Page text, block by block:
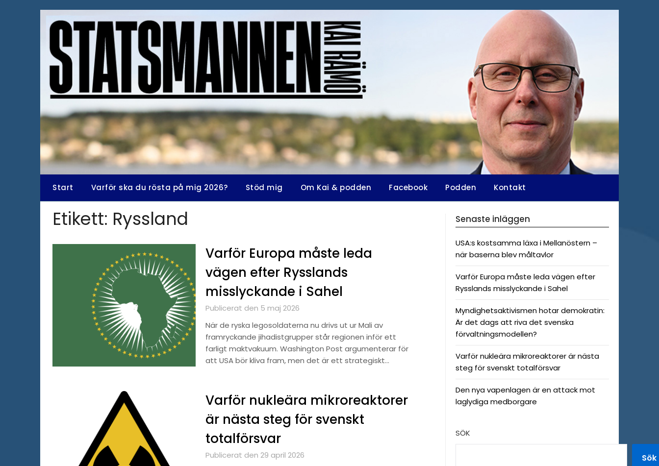
Start Varför ska du rösta på mig 2026? Stöd mig Om Kai & podden Facebook Podden Kontakt
Etikett: Ryssland
Varför Europa måste leda
vägen efter Rysslands
misslyckande i Sahel
Publicerat den 5 maj 2026
När de ryska legosoldaterna nu drivs ut ur Mali av
framryckande jihadistgrupper står regionen inför ett
farligt maktvakuum. Washington Post argumenterar för
att USA bör kliva fram, men det är ett strategiskt…
Varför nukleära mikroreaktorer
är nästa steg för svenskt
totalförsvar
Publicerat den 29 april 2026
Senaste inläggen
USA:s kostsamma läxa i Mellanöstern –
när baserna blev måltavlor
Varför Europa måste leda vägen efter
Rysslands misslyckande i Sahel
Myndighetsaktivismen hotar demokratin:
Är det dags att riva det svenska
förvaltningsmodellen?
Varför nukleära mikroreaktorer är nästa
steg för svenskt totalförsvar
Den nya vapenlagen är en attack mot
laglydiga medborgare
SÖK
Sök